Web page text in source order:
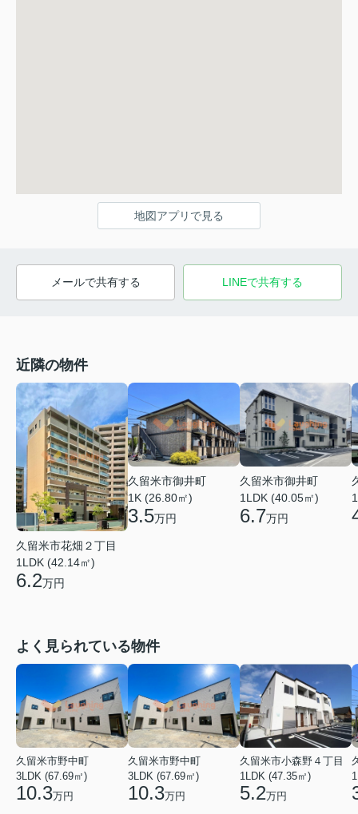
地図アプリで見る
メールで共有する LINEで共有する
近隣の物件
久留米市花畑２丁目
1LDK (42.14㎡)
6.2万円
久留米市御井町
1K (26.80㎡)
3.5万円
久留米市御井町
1LDK (40.05㎡)
6.7万円
よく見られている物件
久留米市野中町
3LDK (67.69㎡)
10.3万円
久留米市野中町
3LDK (67.69㎡)
10.3万円
久留米市小森野４丁目
1LDK (47.35㎡)
5.2万円